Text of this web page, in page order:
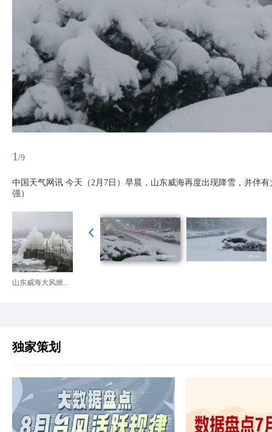
1 /9
中国天气网讯 今天（2月7日）早晨，山东威海再度出现降雪，并伴
强）
山东威海大风掀...
独家策划